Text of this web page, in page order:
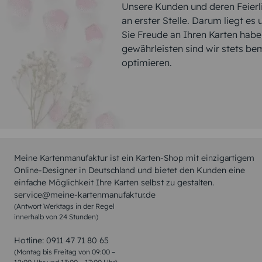
Unsere Kunden und deren
an erster Stelle. Darum liegt es
Sie Freude an Ihren Karten
gewährleisten sind wir stets
optimieren.
Meine Kartenmanufaktur ist ein Karten-Shop mit einzigartigem
Online-Designer in Deutschland und bietet den Kunden eine
einfache Möglichkeit Ihre Karten selbst zu gestalten.
service@meine-kartenmanufaktur.de
(Antwort Werktags in der Regel
innerhalb von 24 Stunden)
Hotline: 0911 47 71 80 65
(Montag bis Freitag von 09:00 –